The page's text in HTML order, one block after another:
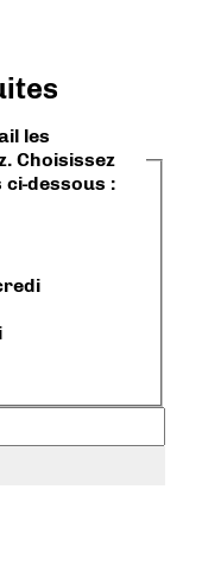
les
Choisissez
dessous :